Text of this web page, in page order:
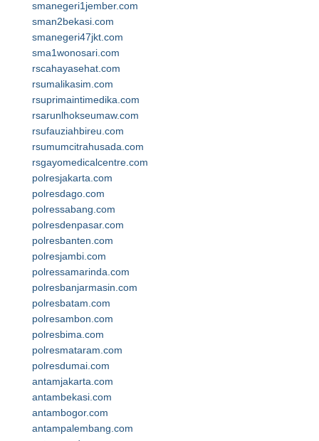
smanegeri1jember.com
sman2bekasi.com
smanegeri47jkt.com
sma1wonosari.com
rscahayasehat.com
rsumalikasim.com
rsuprimaintimedika.com
rsarunlhokseumaw.com
rsufauziahbireu.com
rsumumcitrahusada.com
rsgayomedicalcentre.com
polresjakarta.com
polresdago.com
polressabang.com
polresdenpasar.com
polresbanten.com
polresjambi.com
polressamarinda.com
polresbanjarmasin.com
polresbatam.com
polresambon.com
polresbima.com
polresmataram.com
polresdumai.com
antamjakarta.com
antambekasi.com
antambogor.com
antampalembang.com